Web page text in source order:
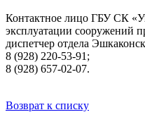
Контактное лицо ГБУ СК
эксплуатации сооружений
диспетчер отдела
8 (928) 220-53-91;
8 (928) 657-02-07.
Возврат к списку